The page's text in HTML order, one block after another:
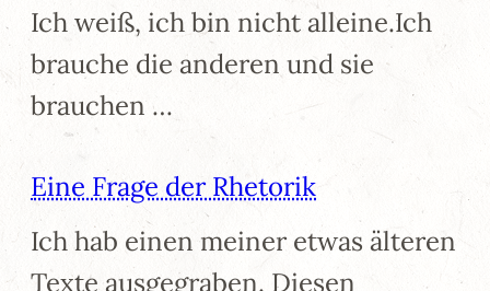
Ich weiß, ich bin nicht alleine.Ich
brauche die anderen und sie
brauchen …
Eine Frage der Rhetorik
Ich hab einen meiner etwas älteren
Texte ausgegraben. Diesen